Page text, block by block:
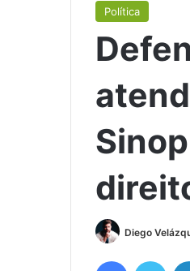
Política
Diego
Facebook